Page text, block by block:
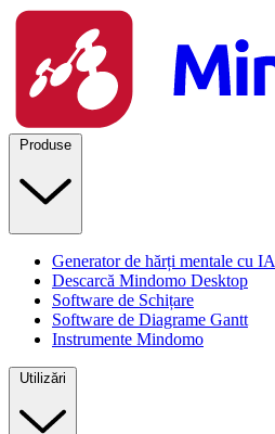
Produse
Generator de hărți mentale cu IA
Descarcă Mindomo Desktop
Software de Schițare
Software de Diagrame Gantt
Instrumente Mindomo
Utilizări